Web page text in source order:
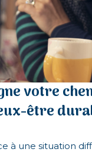
votre
être
à une situation